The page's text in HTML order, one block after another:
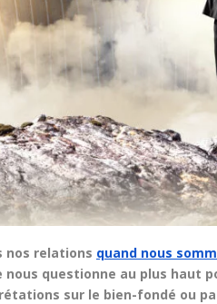
nos relations quand nous
questionne au plus haut
sur le bien-fondé ou